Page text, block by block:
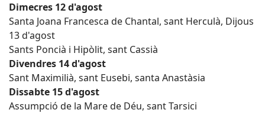
Dimecres 12 d'agost
Santa Joana Francesca de Chantal, sant Herculà, Dijous
13 d'agost
Sants Poncià i Hipòlit, sant Cassià
Divendres 14 d'agost
Sant Maximilià, sant Eusebi, santa Anastàsia
Dissabte 15 d'agost
Assumpció de la Mare de Déu, sant Tarsici